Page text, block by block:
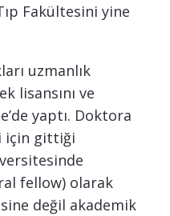
Fakültesini yine
uzmanlık
lisansını ve
yaptı. Doktora
için gittiği
fellow) olarak
değil akademik